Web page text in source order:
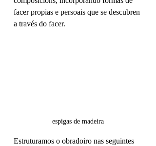
facer propias e persoais que se descubren
a través do facer.
espigas de madeira
Estruturamos o obradoiro nas seguintes